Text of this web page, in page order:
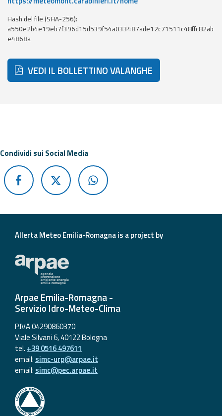
Weather and sea
Observational
data
Tools
Report
FAQ
developers
About the
Contacts
Hash del file (SHA-256):
a550e2b4e19eb7f396d15d539f54a033487ade12c71511c48ffc82ab
e4868a
VEDI IL BOLLETTINO VALANGHE
Condividi sui Social Media
Allerta Meteo Emilia-Romagna is a project by
Arpae Emilia-Romagna -
Servizio Idro-Meteo-Clima
P.IVA 04290860370
Viale Silvani 6, 40122 Bologna
tel. +39 0516 497611
email: simc-urp@arpae.it
email: simc@pec.arpae.it